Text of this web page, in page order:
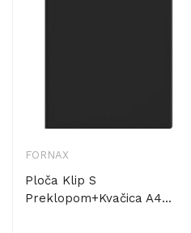
FORNAX
Ploča Klip S
Preklopom+kvačica A4...